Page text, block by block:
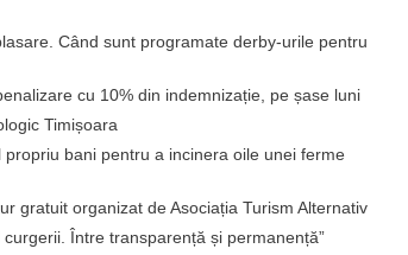
Când sunt programate derby-urile pentru
cu 10% din indemnizație, pe șase luni
Timișoara
bani pentru a incinera oile unei ferme
gratuit organizat de Asociația Turism Alternativ
Între transparență și permanență”